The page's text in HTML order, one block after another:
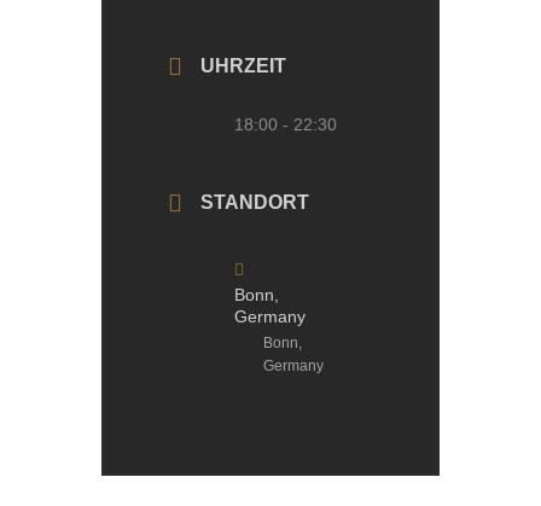
UHRZEIT
18:00 - 22:30
STANDORT
Bonn,
Germany
Bonn,
Germany